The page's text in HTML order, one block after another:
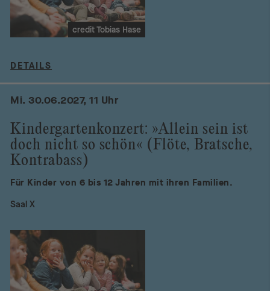
credit Tobias Hase
DETAILS
Kindergartenkonzert: »Allein sein ist
doch nicht so schön« (Flöte, Bratsche,
Kontrabass)
Für Kinder von 6 bis 12 Jahren mit ihren Familien.
Mi. 30.06.2027, 11 Uhr
Saal X